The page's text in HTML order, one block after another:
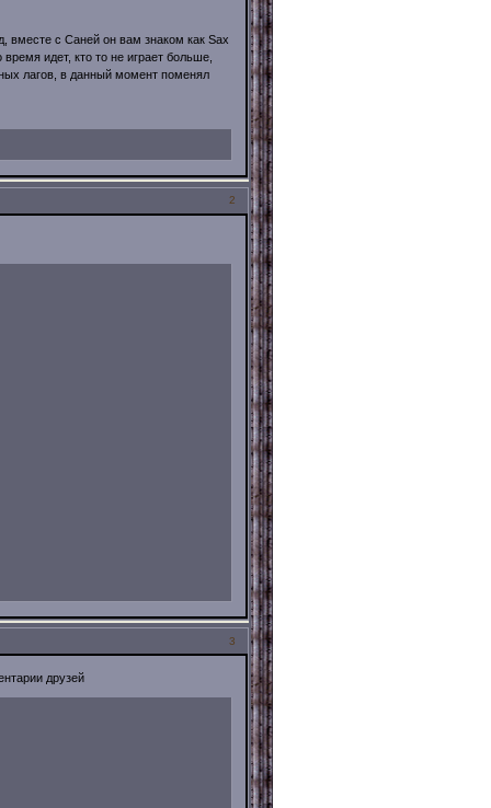
вместе с Саней он вам знаком как Sax
идет, кто то не играет больше,
лагов, в данный момент поменял
2
3
друзей